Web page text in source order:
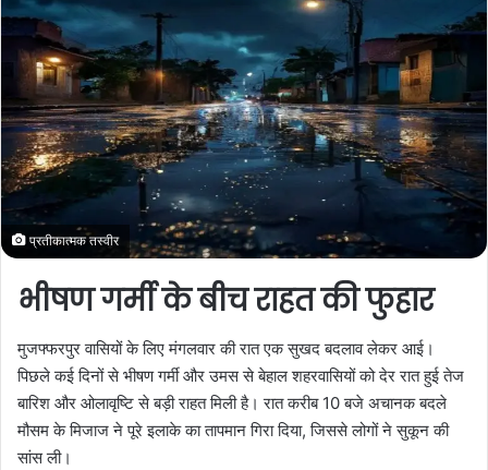
a
i
l
प्रतीकात्मक तस्वीर
भीषण गर्मी के बीच राहत की फुहार
मुजफ्फरपुर वासियों के लिए मंगलवार की रात एक सुखद बदलाव लेकर आई।
पिछले कई दिनों से भीषण गर्मी और उमस से बेहाल शहरवासियों को देर रात हुई तेज
बारिश और ओलावृष्टि से बड़ी राहत मिली है। रात करीब 10 बजे अचानक बदले
मौसम के मिजाज ने पूरे इलाके का तापमान गिरा दिया, जिससे लोगों ने सुकून की
सांस ली।